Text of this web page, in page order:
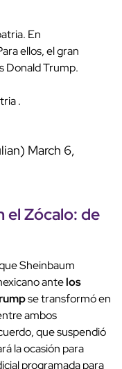
En
ellos, el gran
Donald Trump.
.
March 6,
el Zócalo: de
Sheinbaum
antelos
se transformó en
ambos
que suspendió
la ocasión para
programada para